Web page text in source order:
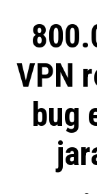
VPN
bug